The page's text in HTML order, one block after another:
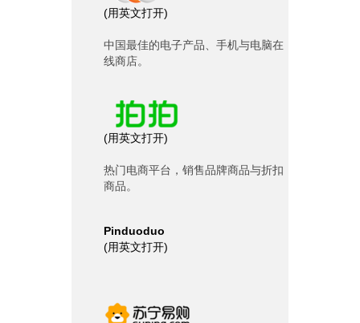
(用英文打开)
中国最佳的电子产品、手机与电脑在
线商店。
(用英文打开)
热门电商平台，销售品牌商品与折扣
商品。
Pinduoduo
(用英文打开)